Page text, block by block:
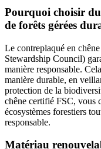
Pourquoi choisir
de forêts gérées
Le contreplaqué en
Stewardship Council)
manière responsable.
manière durable, en
protection de la
chêne certifié FSC, vous
écosystèmes forestiers
responsable.
Matériau